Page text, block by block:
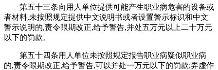
第五十三条向用人单位提供可能产生职业病危害的设备或
者材料,未按照规定提供中文说明书或者设置警示标识和中文
警示说明的,责令限期改正,给予警告,并处五万元以上二十万元
以下的罚款。
第五十四条用人单位未按照规定报告职业病疑似职业病
的,责令限期改正,给予警告,可以并处一万元以下的罚款;弄虚作